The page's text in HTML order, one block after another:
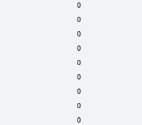
0
0
0
0
0
0
0
0
0